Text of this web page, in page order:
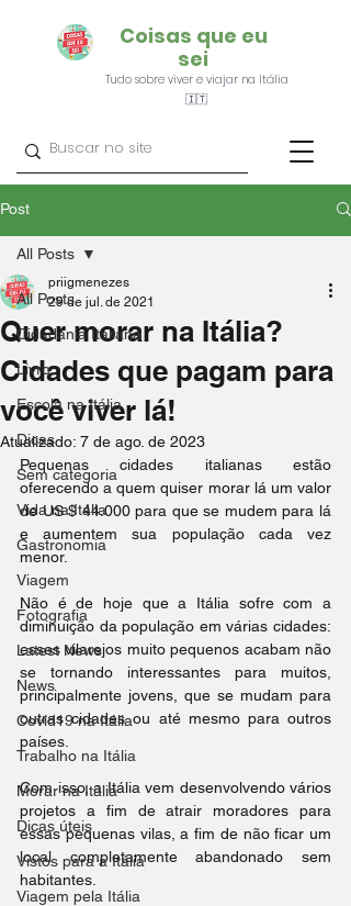
Coisas que eu
sei
Tudo sobre viver e viajar na Itália
🇮🇹
Post
All Posts
Cidadania Italiana
Livro
Escola na Itália
Dicas
Sem categoria
Vida na Itália
Gastronomia
Viagem
Fotografia
Latest News
News
Covid19 na Itália
Trabalho na Itália
Morar na Itália
Dicas úteis
Vistos para a Itália
Viagem pela Itália
All Posts
Quer morar na Itália?
Cidades que pagam para
você viver lá!
priigmenezes
29 de jul. de 2021
Atualizado: 7 de ago. de 2023
Pequenas cidades italianas estão
oferecendo a quem quiser morar lá um valor
de US $ 44.000 para que se mudem para lá
e aumentem sua população cada vez
menor.
Não é de hoje que a Itália sofre com a
diminuição da população em várias cidades:
esses vilarejos muito pequenos acabam não
se tornando interessantes para muitos,
principalmente jovens, que se mudam para
outras cidades ou até mesmo para outros
países.
Com isso, a Itália vem desenvolvendo vários
projetos a fim de atrair moradores para
essas pequenas vilas, a fim de não ficar um
local completamente abandonado sem
habitantes.